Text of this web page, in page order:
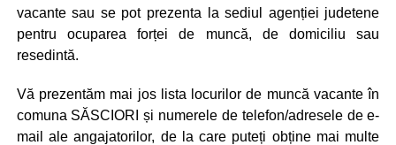
vacante sau se pot prezenta la sediul agenției judetene
pentru ocuparea forței de muncă, de domiciliu sau
resedintă.
Vă prezentăm mai jos lista locurilor de muncă vacante în
comuna SĂSCIORI și numerele de telefon/adresele de e-
mail ale angajatorilor, de la care puteți obține mai multe